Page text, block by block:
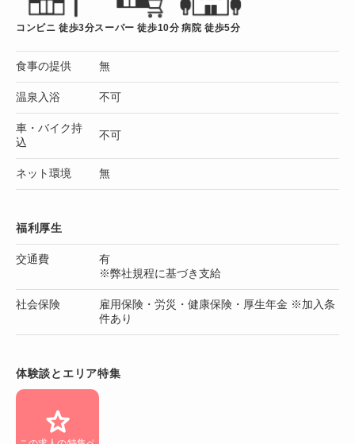
コンビニ 徒歩3分スーパー 徒歩10分 病院 徒歩5分
食事の提供 無
温泉入浴 不可
車・バイク持
込
不可
ネット環境 無
福利厚生
交通費
有
※弊社規程に基づき支給
社会保険
雇用保険・労災・健康保険・厚生年金 ※加入条
件あり
体験談とエリア特集